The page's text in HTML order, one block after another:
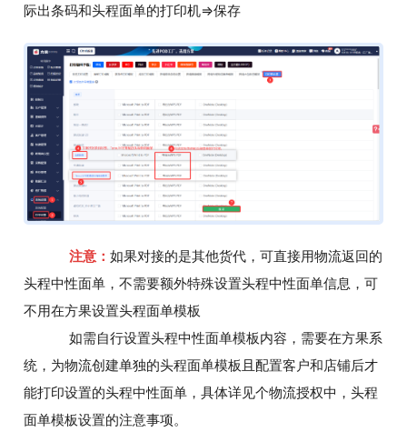
际出条码和头程面单的打印机=>保存
注意： 如果对接的是其他货代，可直接用物流返回的
头程中性面单，不需要额外特殊设置头程中性面单信息，可
不用在方果设置头程面单模板
如需自行设置头程中性面单模板内容，需要在方果系
统，为物流创建单独的头程面单模板且配置客户和店铺后才
能打印设置的头程中性面单，具体详见个物流授权中，头程
面单模板设置的注意事项。